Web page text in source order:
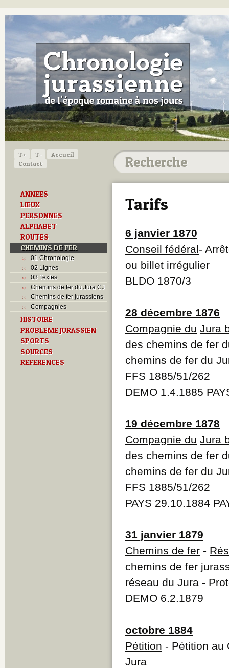
T+ T-
Accueil
Contact
ANNEES
LIEUX
PERSONNES
ALPHABET
ROUTES
CHEMINS DE FER
01 Chronologie
02 Lignes
03 Textes
Chemins de fer du Jura CJ
Chemins de fer jurassiens
Compagnies
HISTOIRE
PROBLEME JURASSIEN
SPORTS
SOURCES
REFERENCES
Tarifs
6 janvier 1870
Conseil fédéral-
ou billet irrégulier
BLDO 1870/3
28 décembre 1876
Compagnie du Jura
des chemins de fer
chemins de fer du
FFS 1885/51/262
DEMO 1.4.1885
19 décembre 1878
Compagnie du Jura
des chemins de fer
chemins de fer du
FFS 1885/51/262
PAYS 29.10.1884
31 janvier 1879
Chemins de fer -
chemins de fer
réseau du Jura -
DEMO 6.2.1879
octobre 1884
Pétition - Pétition au
Jura